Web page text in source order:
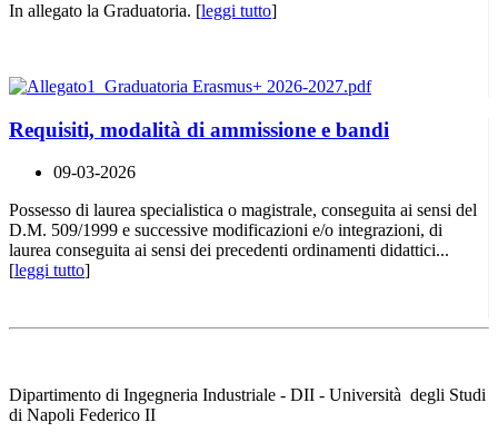
In allegato la Graduatoria. [leggi tutto]
Requisiti, modalità di ammissione e bandi
09-03-2026
Possesso di laurea specialistica o magistrale, conseguita ai sensi del
D.M. 509/1999 e successive modificazioni e/o integrazioni, di
laurea conseguita ai sensi dei precedenti ordinamenti didattici...
[leggi tutto]
Dipartimento di Ingegneria Industriale - DII - Università degli Studi
di Napoli Federico II